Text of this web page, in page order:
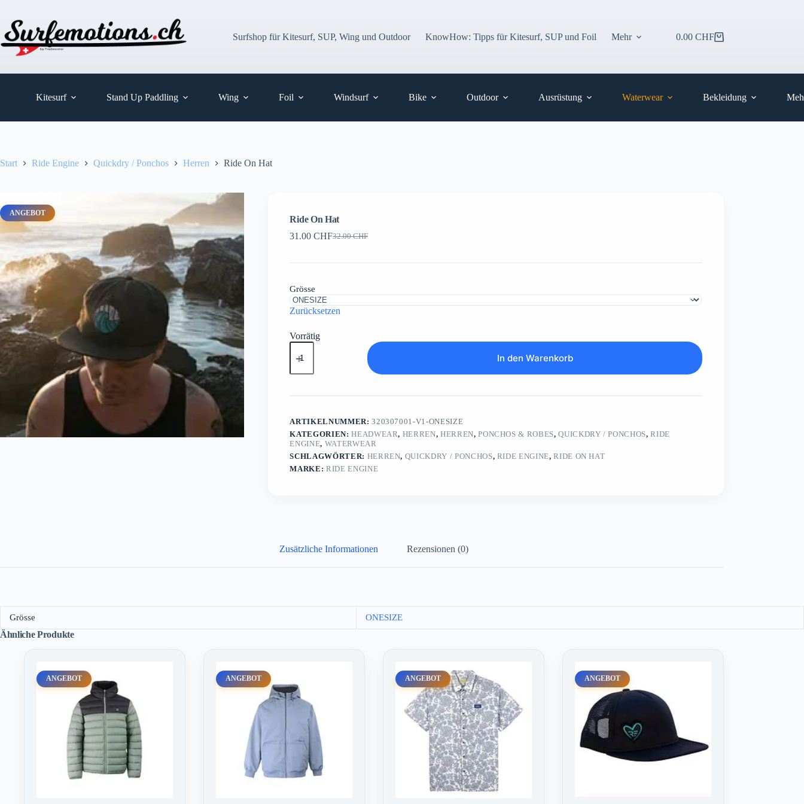
springen
Surfshop für Kitesurf, SUP, Wing und Outdoor
KnowHow: Tipps für Kitesurf, SUP und Foil Mehr Warenkorb
0.00 CHF
Kitesurf Stand Up Paddling Wing Foil Windsurf Bike Outdoor Ausrüstung Waterwear Bekleidung
Start Ride Engine Quickdry / Ponchos Herren Ride On Hat
ANGEBOT
Ride On Hat
32.00CHF
Ursprünglicher
war:
31.00CHFAktueller
ist:
Grösse
Zurücksetzen
Vorrätig
Ride
On
Menge
In den Warenkorb
ARTIKELNUMMER:320307001-V1-ONESIZE
KATEGORIEN:HEADWEAR, HERREN,HERREN,PONCHOS & ROBES,QUICKDRY / PONCHOS,RIDE
ENGINE, WATERWEAR
SCHLAGWÖRTER: HERREN, QUICKDRY / PONCHOS, RIDE ENGINE,RIDE ON HAT
MARKE:RIDE ENGINE
Zusätzliche Informationen Rezensionen (0)
Grösse ONESIZE
Ähnliche Produkte
ANGEBOT ANGEBOT ANGEBOT ANGEBOT